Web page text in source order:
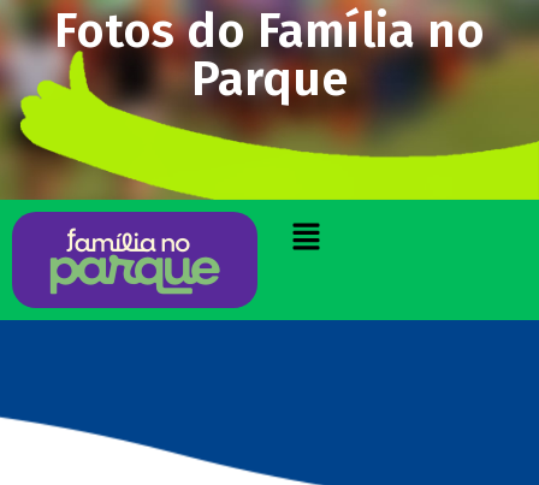
Fotos do Família no
Parque